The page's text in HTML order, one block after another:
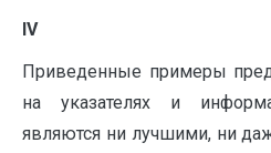
IV
Приведенные примеры
на указателях и
являются ни лучшими, ни